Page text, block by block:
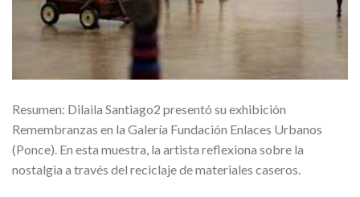
Resumen: Dilaila Santiago2 presentó su exhibición
Remembranzas en la Galería Fundación Enlaces Urbanos
(Ponce). En esta muestra, la artista reflexiona sobre la
nostalgia a través del reciclaje de materiales caseros.